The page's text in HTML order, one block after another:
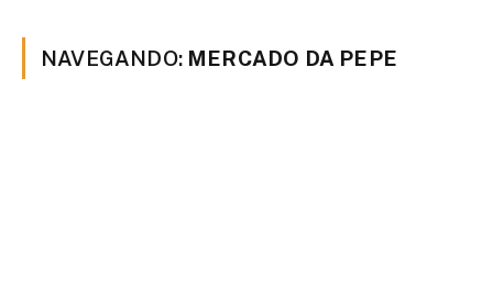
NAVEGANDO: MERCADO DA PEPE